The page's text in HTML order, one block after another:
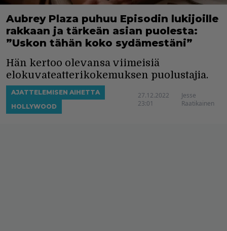
Aubrey Plaza puhuu Episodin lukijoille
rakkaan ja tärkeän asian puolesta:
”Uskon tähän koko sydämestäni”
Hän kertoo olevansa viimeisiä
elokuvateatterikokemuksen puolustajia.
AJATTELEMISEN AIHETTA
HOLLYWOOD
27.12.2022
23:01
Jesse
Raatikainen